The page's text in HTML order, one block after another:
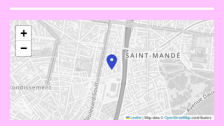
+
−
Leaflet|Map data ©OpenStreetMapcontributors